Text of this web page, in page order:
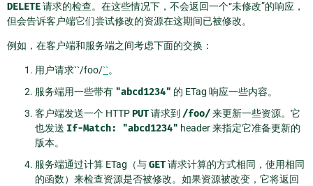
DELETE请求的检查。在这些情况下，不会返回一个“未修改”的响应，
但会告诉客户端它们尝试修改的资源在这期间已被修改。
例如，在客户端和服务端之间考虑下面的交换：
用户请求``/foo/``。
服务端用一些带有 "abcd1234" 的 ETag 响应一些内容。
客户端发送一个 HTTPPUT请求到 /foo/来更新一些资源。它
也发送 If-Match: "abcd1234" header 来指定它准备更新的
版本。
服务端通过计算 ETag（与GET请求计算的方式相同，使用相同
的函数）来检查资源是否被修改。如果资源被改变，它将返回